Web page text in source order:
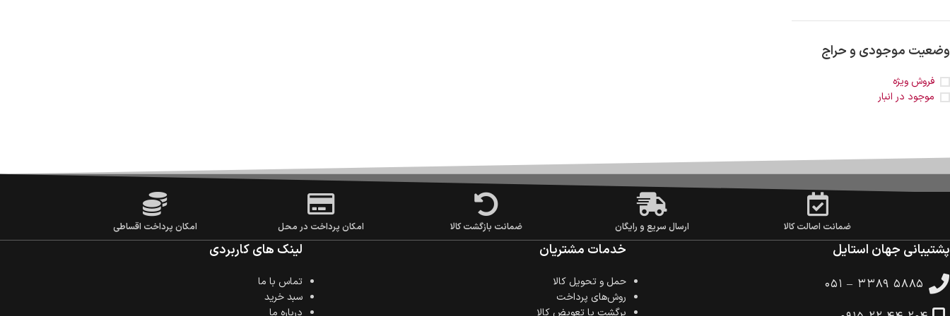
وضعیت موجودی و حراج
فروش ویژه
موجود در انبار
ضمانت اصالت کالا ارسال سریع و رایگان ضمانت بازگشت کالا امکان پرداخت در محل امکان پرداخت اقساطی
پشتیبانی جهان استایل
۰۵۱ – ۳۳۸۹ ۵۸۸۵
خدمات مشتریان
حمل‌ و تحویل کالا
روش‌های پرداخت
برگشت یا تعویض کالا
لینک های کاربردی
تماس با ما
سبد خرید
درباره ما